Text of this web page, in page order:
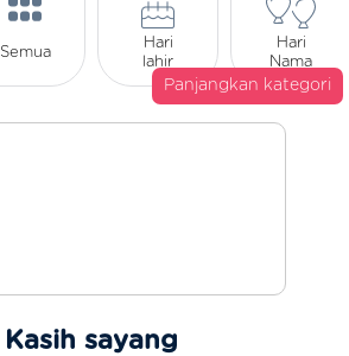
Semua
Hari
lahir
Hari
Nama
Panjangkan kategori
Kasih sayang